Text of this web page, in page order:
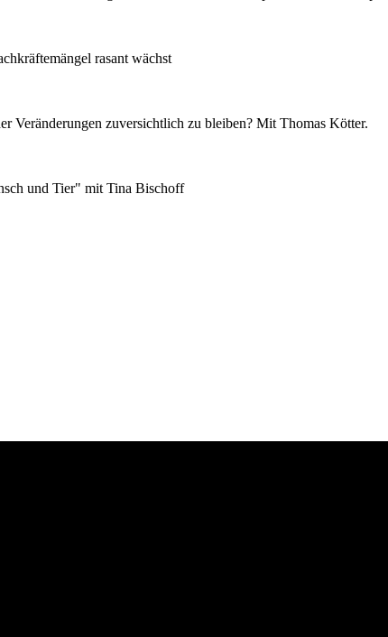
rasant wächst
Veränderungen zuversichtlich zu bleiben? Mit Thomas Kötter.
und Tier" mit Tina Bischoff